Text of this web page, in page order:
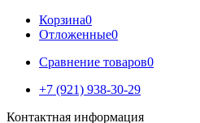
Корзина0
Отложенные0
Сравнение товаров0
+7 (921) 938-30-29
Контактная информация